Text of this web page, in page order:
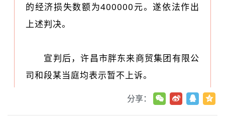
的经济损失数额为400000元。遂依法作出
上述判决。
宣判后，许昌市胖东来商贸集团有限公
司和段某当庭均表示暂不上诉。
分享：